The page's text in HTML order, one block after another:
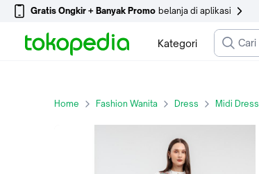
Gratis Ongkir + Banyak Promo belanja di aplikasi
Kategori
Home Fashion Wanita Dress Midi Dress